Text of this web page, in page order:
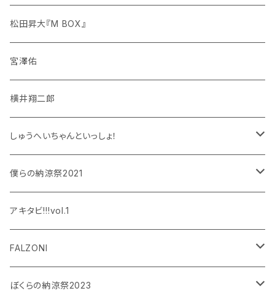
松田昇大『M BOX』
宮澤佑
横井翔二郎
しゅうへいちゃんといっしょ！
和泉宗兵
設楽銀河
平賀勇成
吉岡佑
僕らの納涼祭2021
和泉宗兵
神永圭佑
小波津亜廉
アキタビ!!!vol.1
FALZONI
笠間淳の黄昏古書堂
ぼくらの納涼祭2023